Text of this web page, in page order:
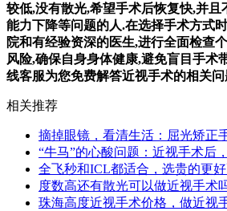
较低,没有散光,希望手术后恢复快,并且
能力下降等问题的人.在选择手术方式
院和有经验资深的医生,进行全面检查
风险,确保自身身体健康,避免盲目手术
线客服为您免费解答近视手术的相关问
相关推荐
摘掉眼镜，看清生活：屈光矫正
“牛马”的心酸问题：近视手术后
全飞秒和ICL都适合，选贵的更好
度数高还有散光可以做近视手术
珠海高度近视手术价格，做近视